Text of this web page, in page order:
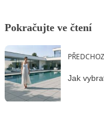
Pokračujte ve čtení
Jak